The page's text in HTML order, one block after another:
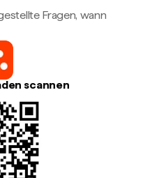
Fragen, wann
scannen